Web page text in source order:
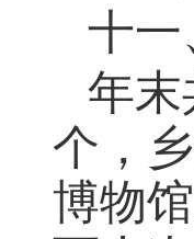
十一
年末
个，
博物馆